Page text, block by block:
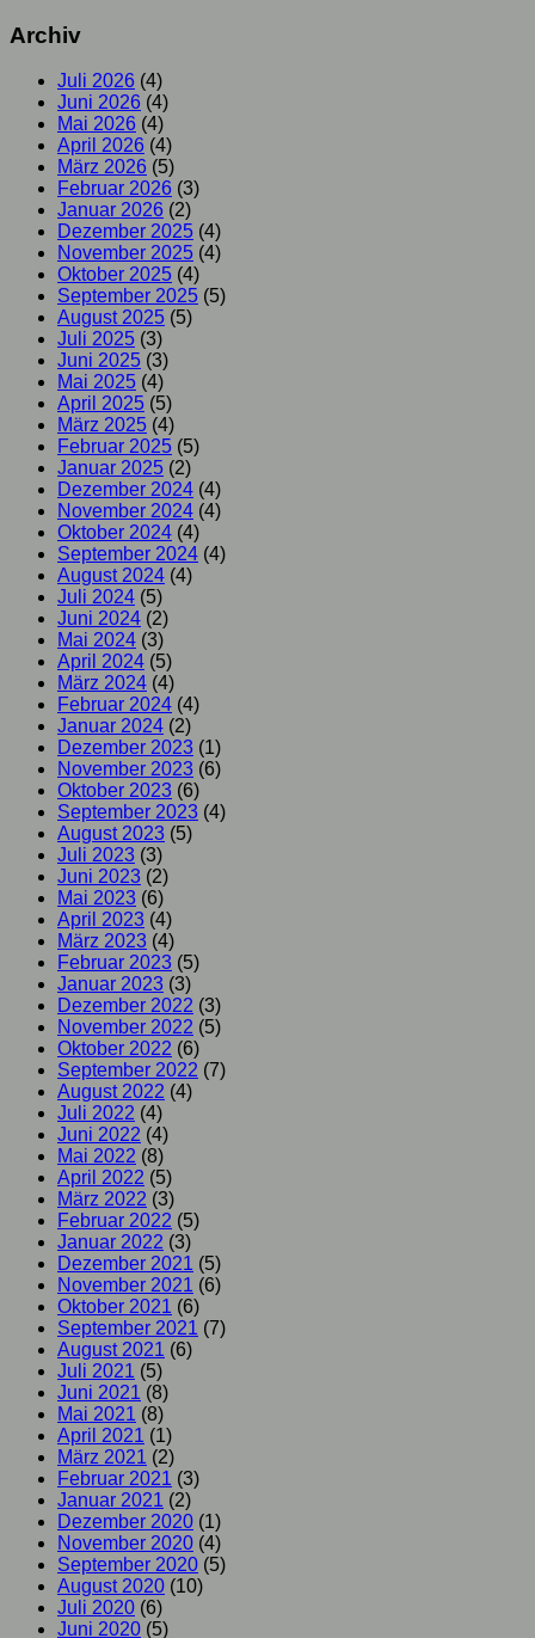
Archiv
Juli 2026 (4)
Juni 2026 (4)
Mai 2026 (4)
April 2026 (4)
März 2026 (5)
Februar 2026 (3)
Januar 2026 (2)
Dezember 2025 (4)
November 2025 (4)
Oktober 2025 (4)
September 2025 (5)
August 2025 (5)
Juli 2025 (3)
Juni 2025 (3)
Mai 2025 (4)
April 2025 (5)
März 2025 (4)
Februar 2025 (5)
Januar 2025 (2)
Dezember 2024 (4)
November 2024 (4)
Oktober 2024 (4)
September 2024 (4)
August 2024 (4)
Juli 2024 (5)
Juni 2024 (2)
Mai 2024 (3)
April 2024 (5)
März 2024 (4)
Februar 2024 (4)
Januar 2024 (2)
Dezember 2023 (1)
November 2023 (6)
Oktober 2023 (6)
September 2023 (4)
August 2023 (5)
Juli 2023 (3)
Juni 2023 (2)
Mai 2023 (6)
April 2023 (4)
März 2023 (4)
Februar 2023 (5)
Januar 2023 (3)
Dezember 2022 (3)
November 2022 (5)
Oktober 2022 (6)
September 2022 (7)
August 2022 (4)
Juli 2022 (4)
Juni 2022 (4)
Mai 2022 (8)
April 2022 (5)
März 2022 (3)
Februar 2022 (5)
Januar 2022 (3)
Dezember 2021 (5)
November 2021 (6)
Oktober 2021 (6)
September 2021 (7)
August 2021 (6)
Juli 2021 (5)
Juni 2021 (8)
Mai 2021 (8)
April 2021 (1)
März 2021 (2)
Februar 2021 (3)
Januar 2021 (2)
Dezember 2020 (1)
November 2020 (4)
September 2020 (5)
August 2020 (10)
Juli 2020 (6)
Juni 2020 (5)